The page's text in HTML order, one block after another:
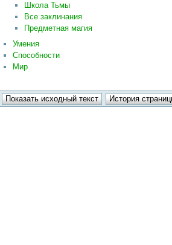
Школа Тьмы
Все заклинания
Предметная магия
Умения
Способности
Мир